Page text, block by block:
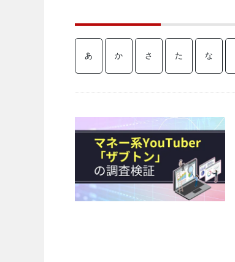
あ か さ た な